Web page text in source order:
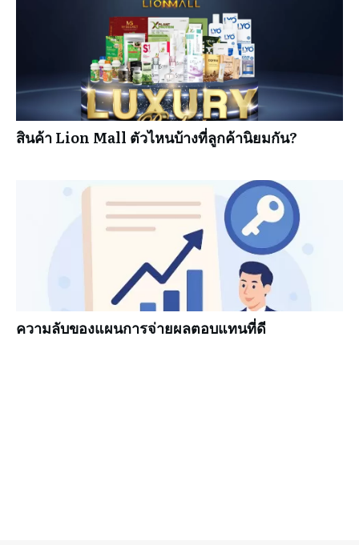
สินค้า Lion Mall ตัวไหนบ้างที่ลูกค้านิยมกัน?
ความลับของแผนการจ่ายผลตอบแทนที่ดี